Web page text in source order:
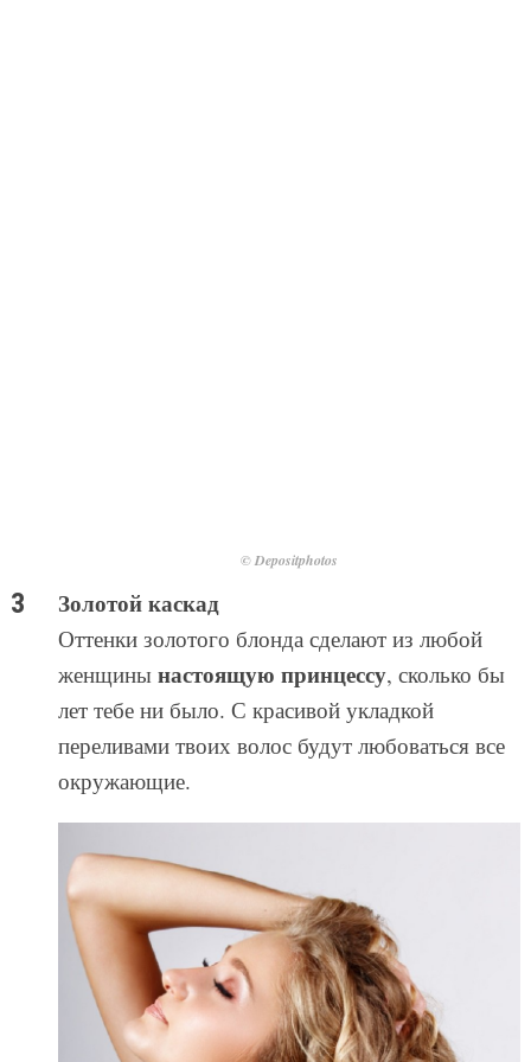
© Depositphotos
Золотой каскад
Оттенки золотого блонда сделают из любой
женщины настоящую принцессу, сколько бы
лет тебе ни было. С красивой укладкой
переливами твоих волос будут любоваться все
окружающие.